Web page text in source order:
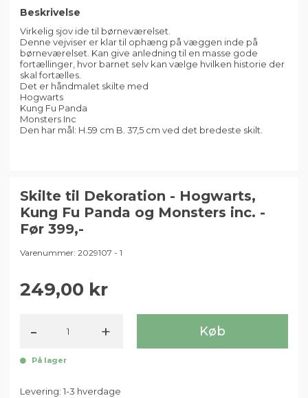
Beskrivelse
Virkelig sjov ide til børneværelset.
Denne vejviser er klar til ophæng på væggen inde på
børneværelset. Kan give anledning til en masse gode
fortællinger, hvor barnet selv kan vælge hvilken historie der
skal fortælles.
Det er håndmalet skilte med
Hogwarts
Kung Fu Panda
Monsters Inc
Den har mål: H.59 cm B. 37,5 cm ved det bredeste skilt.
Skilte til Dekoration - Hogwarts,
Kung Fu Panda og Monsters inc. -
Før 399,-
Varenummer:2029107 - 1
249,00
+
- Køb
På lager
Levering: 1-3 hverdage